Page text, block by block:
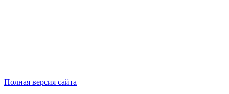
Полная версия сайта